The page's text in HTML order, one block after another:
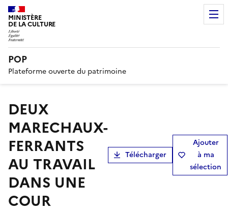
MINISTÈRE
DE LA CULTURE
POP
Plateforme ouverte du patrimoine
DEUX
MARECHAUX-
FERRANTS
AU TRAVAIL
DANS UNE
COUR
Télécharger
Ajouter
à ma
sélection